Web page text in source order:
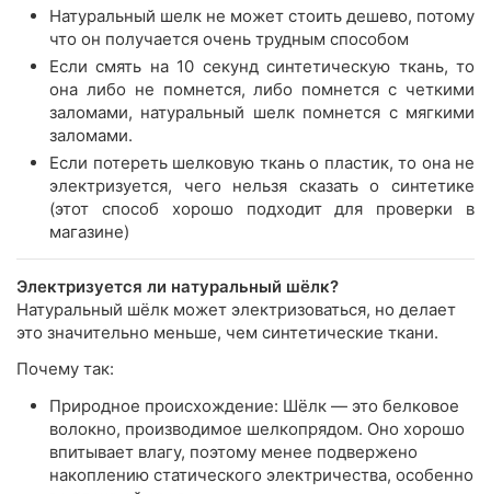
Натуральный шелк не может стоить дешево, потому
что он получается очень трудным способом
Если смять на 10 секунд синтетическую ткань, то
она либо не помнется, либо помнется с четкими
заломами, натуральный шелк помнется с мягкими
заломами.
Если потереть шелковую ткань о пластик, то она не
электризуется, чего нельзя сказать о синтетике
(этот способ хорошо подходит для проверки в
магазине)
Электризуется ли натуральный шёлк?
Натуральный шёлк может электризоваться, но делает
это значительно меньше, чем синтетические ткани.
Почему так:
Природное происхождение: Шёлк — это белковое
волокно, производимое шелкопрядом. Оно хорошо
впитывает влагу, поэтому менее подвержено
накоплению статического электричества, особенно